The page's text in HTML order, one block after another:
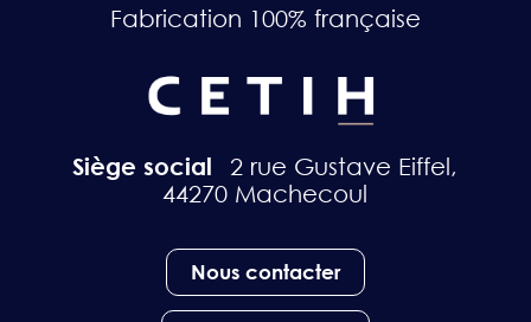
Fabrication 100% française
Siège social
2 rue Gustave Eiffel,
44270 Machecoul
Nous contacter